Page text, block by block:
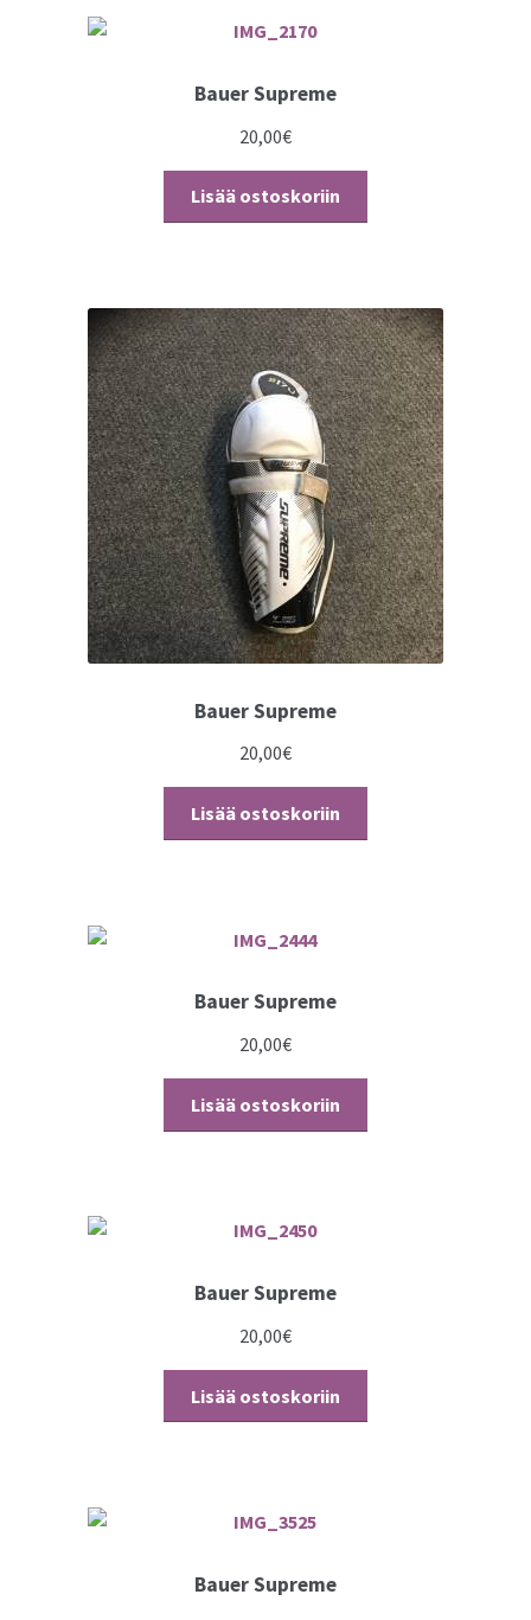
Bauer Supreme
20,00€
Lisää ostoskoriin
Bauer Supreme
20,00€
Lisää ostoskoriin
Bauer Supreme
20,00€
Lisää ostoskoriin
Bauer Supreme
20,00€
Lisää ostoskoriin
Bauer Supreme